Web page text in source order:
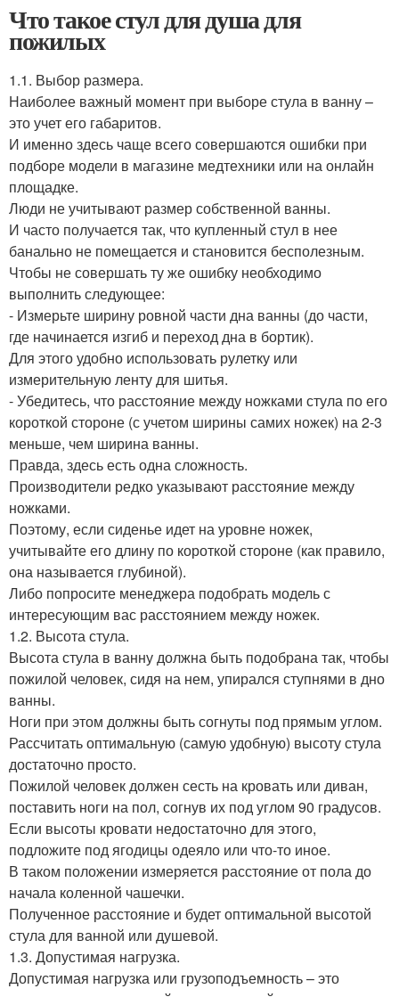
Что такое стул для душа для
пожилых
1.1. Выбор размера.
Наиболее важный момент при выборе стула в ванну –
это учет его габаритов.
И именно здесь чаще всего совершаются ошибки при
подборе модели в магазине медтехники или на онлайн
площадке.
Люди не учитывают размер собственной ванны.
И часто получается так, что купленный стул в нее
банально не помещается и становится бесполезным.
Чтобы не совершать ту же ошибку необходимо
выполнить следующее:
- Измерьте ширину ровной части дна ванны (до части,
где начинается изгиб и переход дна в бортик).
Для этого удобно использовать рулетку или
измерительную ленту для шитья.
- Убедитесь, что расстояние между ножками стула по его
короткой стороне (с учетом ширины самих ножек) на 2-3
меньше, чем ширина ванны.
Правда, здесь есть одна сложность.
Производители редко указывают расстояние между
ножками.
Поэтому, если сиденье идет на уровне ножек,
учитывайте его длину по короткой стороне (как правило,
она называется глубиной).
Либо попросите менеджера подобрать модель с
интересующим вас расстоянием между ножек.
1.2. Высота стула.
Высота стула в ванну должна быть подобрана так, чтобы
пожилой человек, сидя на нем, упирался ступнями в дно
ванны.
Ноги при этом должны быть согнуты под прямым углом.
Рассчитать оптимальную (самую удобную) высоту стула
достаточно просто.
Пожилой человек должен сесть на кровать или диван,
поставить ноги на пол, согнув их под углом 90 градусов.
Если высоты кровати недостаточно для этого,
подложите под ягодицы одеяло или что-то иное.
В таком положении измеряется расстояние от пола до
начала коленной чашечки.
Полученное расстояние и будет оптимальной высотой
стула для ванной или душевой.
1.3. Допустимая нагрузка.
Допустимая нагрузка или грузоподъемность – это